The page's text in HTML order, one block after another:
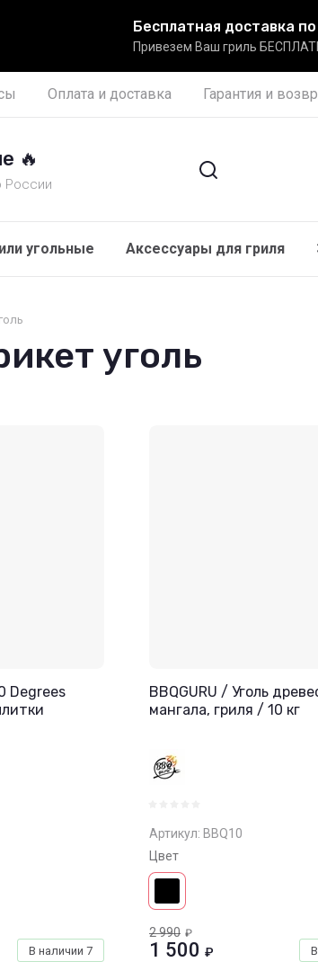
Бесплатная доставка
Привезем Ваш гриль
Оплата и доставка Гарантия и
🔥
России
угольные Аксессуары для гриля
уголь
Degrees
В наличии 7
BBQGURU / Уголь
мангала, гриля / 10 кг
Артикул: BBQ10
Цвет
2 990 ₽
1 500 ₽